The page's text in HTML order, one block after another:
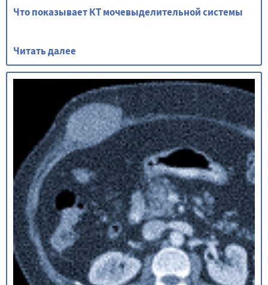
Что показывает КТ мочевыделительной системы
Читать далее